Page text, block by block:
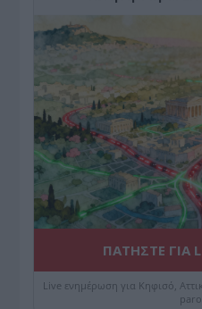
ΠΑΤΗΣΤΕ ΓΙΑ
Live ενημέρωση για Κηφισό,